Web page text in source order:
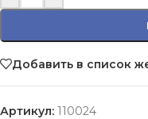
Добавить в список
Артикул: 110024